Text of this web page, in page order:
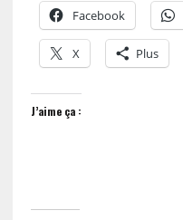
Facebook
X Plus
J’aime ça :